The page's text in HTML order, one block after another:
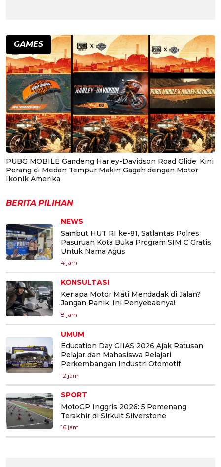
GAMES
PUBG MOBILE Gandeng Harley-Davidson Road Glide, Kini
Perang di Medan Tempur Makin Gagah dengan Motor
Ikonik Amerika
BERITA PILIHAN
NEWS
Sambut HUT RI ke-81, Satlantas Polres
Pasuruan Kota Buka Program SIM C Gratis
Untuk Nama Agus
4 jam
KONSULTASI
Kenapa Motor Mati Mendadak di Jalan?
Jangan Panik, Ini Penyebabnya!
8 jam
UMUM
Education Day GIIAS 2026 Ajak Ratusan
Pelajar dan Mahasiswa Pelajari
Perkembangan Industri Otomotif
12 jam
SPORT
MotoGP Inggris 2026: 5 Pemenang
Terakhir di Sirkuit Silverstone
16 jam